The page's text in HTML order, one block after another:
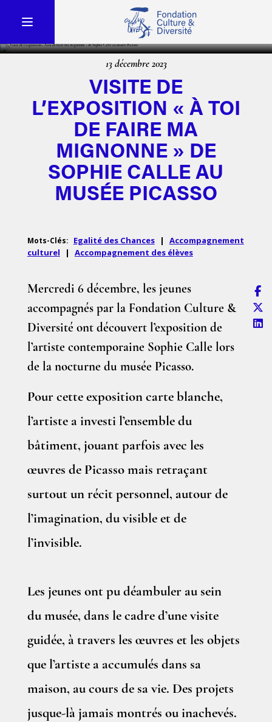
13 décembre 2023
VISITE DE
L’EXPOSITION « À TOI
DE FAIRE MA
MIGNONNE » DE
SOPHIE CALLE AU
MUSÉE PICASSO
Mots-Clés: Egalité des Chances |
Accompagnement
culturel
| Accompagnement des élèves
Mercredi 6 décembre, les jeunes
accompagnés par la Fondation Culture &
Diversité ont découvert l’exposition de
l’artiste contemporaine Sophie Calle lors
de la nocturne du musée Picasso.
Pour cette exposition carte blanche,
l’artiste a investi l’ensemble du
bâtiment, jouant parfois avec les
œuvres de Picasso mais retraçant
surtout un récit personnel, autour de
l’imagination, du visible et de
l’invisible.
Les jeunes ont pu déambuler au sein
du musée, dans le cadre d’une visite
guidée, à travers les œuvres et les objets
que l’artiste a accumulés dans sa
maison, au cours de sa vie. Des projets
jusque-là jamais montrés ou inachevés.